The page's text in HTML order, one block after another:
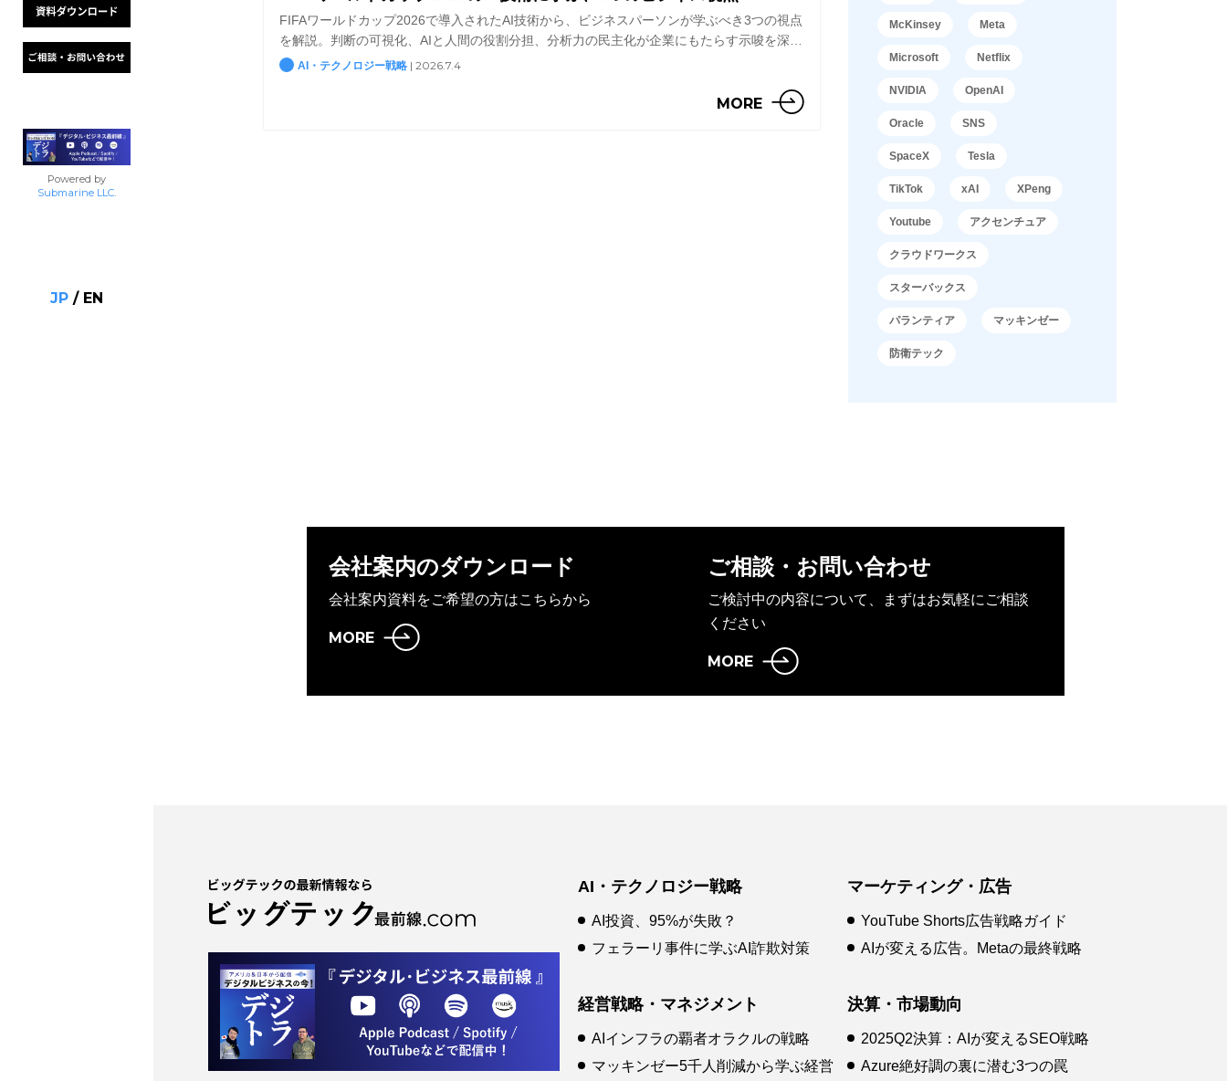
Powered by
Submarine LLC.
JP / EN
FIFAワールドカップ2026で導入されたAI技術から、ビジネスパーソンが学ぶべき3つの視点
を解説。判断の可視化、AIと人間の役割分担、分析力の民主化が企業にもたらす示唆を深掘
りします。
AI・テクノロジー戦略| 2026.7.4
MORE
McKinsey Meta
Microsoft Netflix
NVIDIA OpenAI
Oracle SNS
SpaceX Tesla
TikTok xAI XPeng
Youtube アクセンチュア
クラウドワークス
スターバックス
パランティア マッキンゼー
防衛テック
会社案内のダウンロード
会社案内資料をご希望の方はこちらから
MORE
ご相談・お問い合わせ
ご検討中の内容について、まずはお気軽にご相談
ください
MORE
AI・テクノロジー戦略
AI投資、95%が失敗？
フェラーリ事件に学ぶAI詐欺対策
マーケティング・広告
YouTube Shorts広告戦略ガイド
AIが変える広告。Metaの最終戦略
経営戦略・マネジメント
AIインフラの覇者オラクルの戦略
マッキンゼー5千人削減から学ぶ経営
決算・市場動向
2025Q2決算：AIが変えるSEO戦略
Azure絶好調の裏に潜む3つの罠